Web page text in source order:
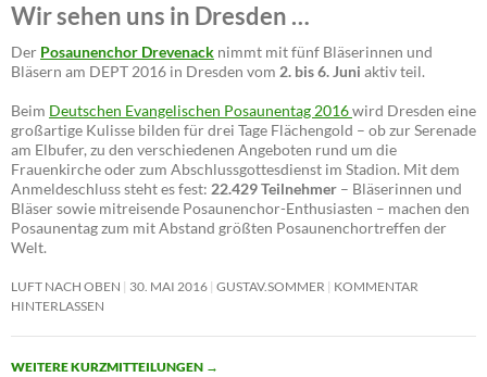
Wir sehen uns in Dresden …
Der Posaunenchor Drevenack nimmt mit fünf Bläserinnen und
Bläsern am DEPT 2016 in Dresden vom 2. bis 6. Juni aktiv teil.
Beim Deutschen Evangelischen Posaunentag 2016wird Dresden eine
großartige Kulisse bilden für drei Tage Flächengold – ob zur Serenade
am Elbufer, zu den verschiedenen Angeboten rund um die
Frauenkirche oder zum Abschlussgottesdienst im Stadion. Mit dem
Anmeldeschluss steht es fest: 22.429 Teilnehmer – Bläserinnen und
Bläser sowie mitreisende Posaunenchor-Enthusiasten – machen den
Posaunentag zum mit Abstand größten Posaunenchortreffen der
Welt.
LUFT NACH OBEN 30. MAI 2016 GUSTAV.SOMMER
KOMMENTAR
HINTERLASSEN
WEITERE KURZMITTEILUNGEN →